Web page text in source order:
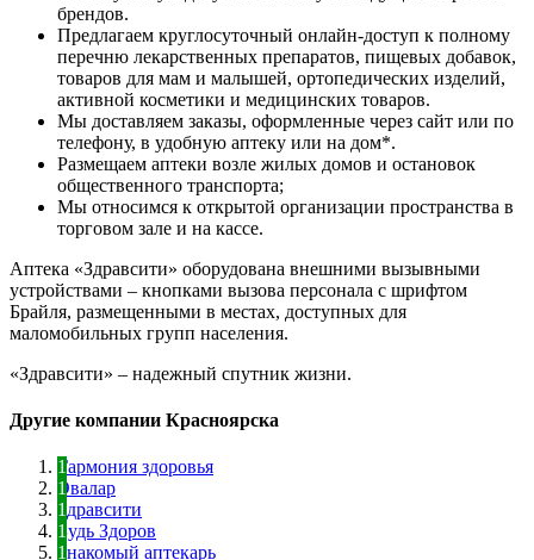
брендов.
Предлагаем круглосуточный онлайн-доступ к полному
перечню лекарственных препаратов, пищевых добавок,
товаров для мам и малышей, ортопедических изделий,
активной косметики и медицинских товаров.
Мы доставляем заказы, оформленные через сайт или по
телефону, в удобную аптеку или на дом*.
Размещаем аптеки возле жилых домов и остановок
общественного транспорта;
Мы относимся к открытой организации пространства в
торговом зале и на кассе.
Аптека «Здравсити» оборудована внешними вызывными
устройствами – кнопками вызова персонала с шрифтом
Брайля, размещенными в местах, доступных для
маломобильных групп населения.
«Здравсити» – надежный спутник жизни.
Другие компании Красноярска
Гармония здоровья
Эвалар
Здравсити
Будь Здоров
Знакомый аптекарь